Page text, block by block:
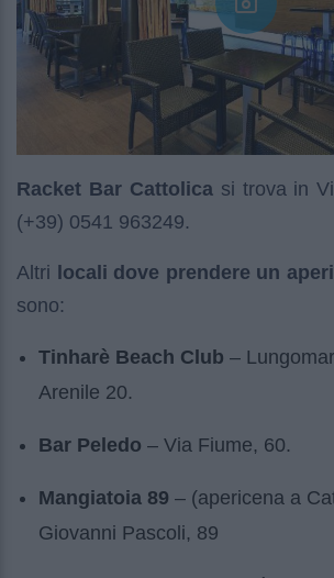
Racket Bar Cattolicasi trova in
(+39) 0541 963249.
Altri
locali dove prendere un
sono:
Tinharè Beach Club –
Arenile 20.
Bar Peledo – Via Fiume, 60.
Mangiatoia 89 – (apericena a
Giovanni Pascoli, 89